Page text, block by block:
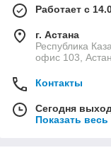
Работает с
г. Астана
Республика
офис 103,
Контакты
Сегодня
Показать